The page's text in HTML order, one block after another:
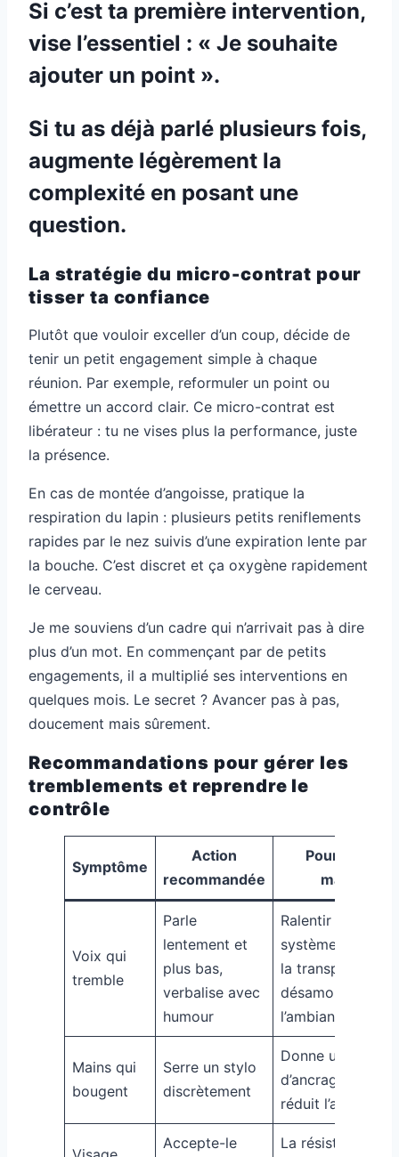
Si c’est ta première intervention,
vise l’essentiel : « Je souhaite
ajouter un point ».
Si tu as déjà parlé plusieurs fois,
augmente légèrement la
complexité en posant une
question.
La stratégie du micro-contrat pour
tisser ta confiance
Plutôt que vouloir exceller d’un coup, décide de
tenir un petit engagement simple à chaque
réunion. Par exemple, reformuler un point ou
émettre un accord clair. Ce micro-contrat est
libérateur : tu ne vises plus la performance, juste
la présence.
En cas de montée d’angoisse, pratique la
respiration du lapin : plusieurs petits reniflements
rapides par le nez suivis d’une expiration lente par
la bouche. C’est discret et ça oxygène rapidement
le cerveau.
Je me souviens d’un cadre qui n’arrivait pas à dire
plus d’un mot. En commençant par de petits
engagements, il a multiplié ses interventions en
quelques mois. Le secret ? Avancer pas à pas,
doucement mais sûrement.
Recommandations pour gérer les
tremblements et reprendre le
contrôle
Symptôme
Action
recommandée
Pourquoi ça
marche
Voix qui
tremble
Parle
lentement et
plus bas,
verbalise avec
humour
Ralentir apaise le
système nerveux,
la transparence
désamorce
l’ambiance
Mains qui
bougent
Serre un stylo
discrètement
Donne un point
d’ancrage tactile,
réduit l’agitation
Accepte-le La résistance